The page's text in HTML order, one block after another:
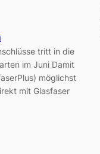
tritt in die
im Juni Damit
möglichst
mit Glasfaser